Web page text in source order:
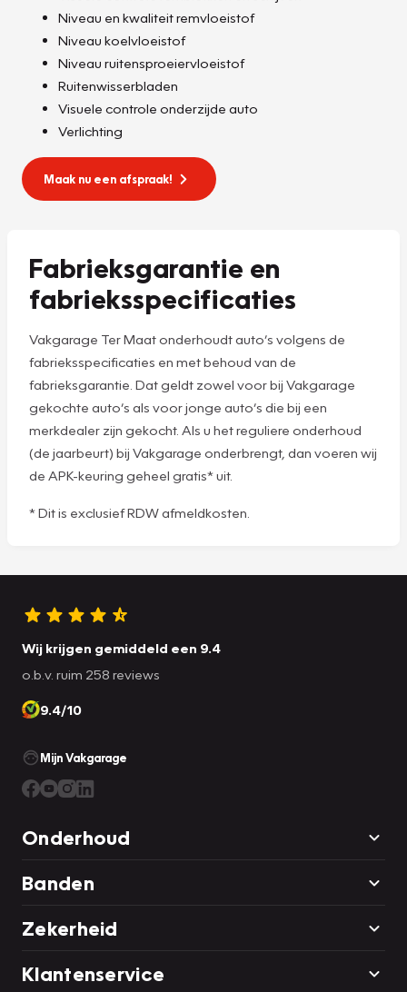
Niveau en kwaliteit remvloeistof
Niveau koelvloeistof
Niveau ruitensproeiervloeistof
Ruitenwisserbladen
Visuele controle onderzijde auto
Verlichting
Maak nu een afspraak!
Fabrieksgarantie en
fabrieksspecificaties
Vakgarage Ter Maat onderhoudt auto’s volgens de
fabrieksspecificaties en met behoud van de
fabrieksgarantie. Dat geldt zowel voor bij Vakgarage
gekochte auto’s als voor jonge auto’s die bij een
merkdealer zijn gekocht. Als u het reguliere onderhoud
(de jaarbeurt) bij Vakgarage onderbrengt, dan voeren wij
de APK-keuring geheel gratis* uit.
* Dit is exclusief RDW afmeldkosten.
Wij krijgen gemiddeld een 9.4
o.b.v. ruim 258 reviews
9.4/10
Mijn Vakgarage
Onderhoud
Banden
Zekerheid
Klantenservice